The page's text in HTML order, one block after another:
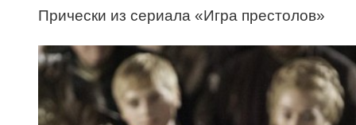
Прически из сериала «Игра престолов»